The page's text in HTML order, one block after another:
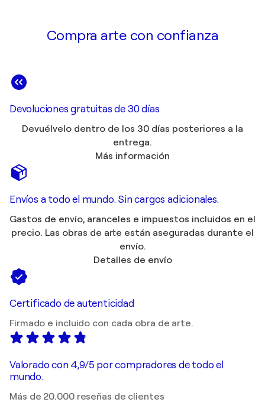
Compra arte con confianza
Devoluciones gratuitas de 30 días
Devuélvelo dentro de los 30 días posteriores a la
entrega.
Más información
Envíos a todo el mundo. Sin cargos adicionales.
Gastos de envío, aranceles e impuestos incluidos en el
precio. Las obras de arte están aseguradas durante el
envío.
Detalles de envío
Certificado de autenticidad
Firmado e incluido con cada obra de arte.
Valorado con 4,9/5 por compradores de todo el
mundo.
Más de 20.000 reseñas de clientes